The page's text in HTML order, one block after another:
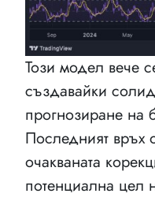
Този модел вече
създавайки
прогнозиране
Последният връх
очакваната
потенциална цел